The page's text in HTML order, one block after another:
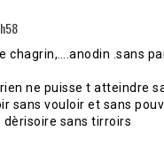
chagrin,….anodin .sans
ne puisse t atteindre
sans vouloir et sans
sans tirroirs